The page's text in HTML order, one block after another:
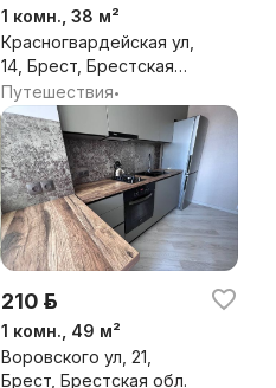
1 комн., 38 м²
Красногвардейская ул,
14, Брест, Брестская
обл.
Путешествия•
210 р.
1 комн., 49 м²
Воровского ул, 21,
Брест, Брестская обл.